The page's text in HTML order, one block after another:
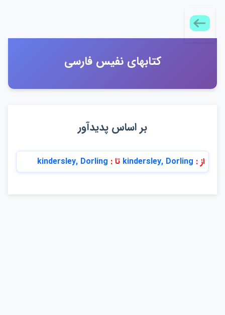
كتابهاي نفيس فارسي
بر اساس پديدآور
از : kindersley, Dorling تا : kindersley, Dorling